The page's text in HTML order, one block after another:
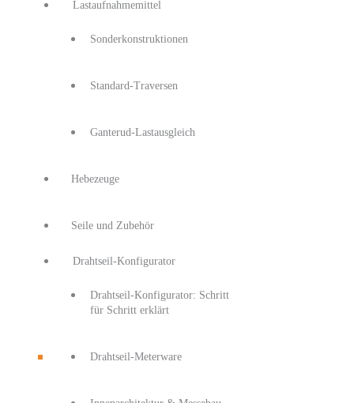
Lastaufnahmemittel
Sonderkonstruktionen
Standard-Traversen
Ganterud-Lastausgleich
Hebezeuge
Seile und Zubehör
Drahtseil-Konfigurator
Drahtseil-Konfigurator: Schritt
für Schritt erklärt
Drahtseil-Meterware